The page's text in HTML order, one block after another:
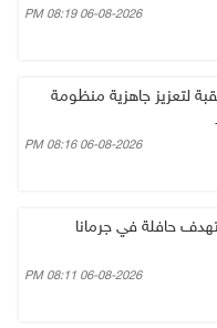
06-08-2026 08:19 PM
لتعزيز جاهزية منظومة
06-08-2026 08:16 PM
حافلة في جرمانا
06-08-2026 08:11 PM